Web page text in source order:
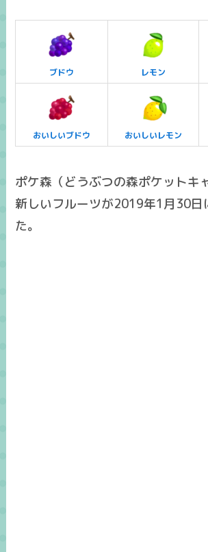
ブドウ レモン
おいしいブドウ おいしいレモン
ポケ森（どうぶつの森ポケットキ
新しいフルーツが2019年1月30日
た。